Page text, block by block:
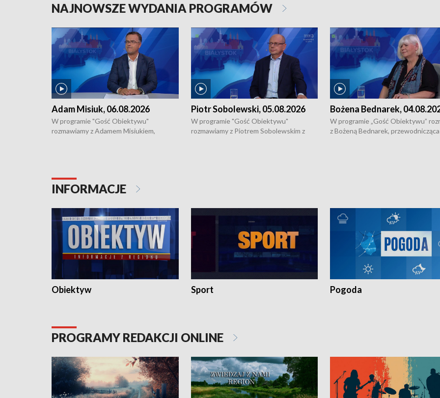
NAJNOWSZE WYDANIA PROGRAMÓW
Adam Misiuk, 06.08.2026
W programie "Gość Obiektywu"
rozmawiamy z Adamem Misiukiem,
Piotr Sobolewski, 05.08.2026
W programie "Gość Obiektywu"
rozmawiamy z Piotrem Sobolewskim z
Bożena Bednarek,
W programie „Gość Obiektywu”
z Bożeną Bednarek, przewodnicząca
INFORMACJE
Obiektyw Sport Pogoda
PROGRAMY REDAKCJI ONLINE